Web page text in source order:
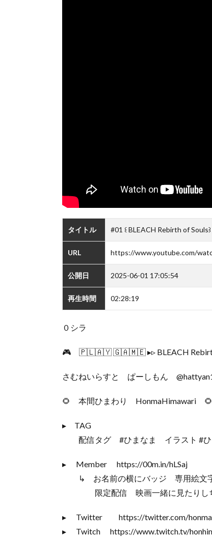
タイトル #01 ꒰ BLEACH Rebirth of
URL https://www.youtube.com/
公開日 2025-06-01 17:05:54
再生時間 02:28:19
０シラ
🎮 🇵‌🇱‌🇦‌🇾 🇬‌🇦‌🇲‌🇪 ▸︎▹︎ BLEACH Rebirth
さむねいらすと ぱーしもん
🌻 本間ひまわり HonmaHimawari 🌻
▸︎ TAG
配信タグ #ひまなま イラスト #ひ
▸︎ Member https://00m.in/hLSaj
↳ お名前の横にバッジ 専用絵文字
限定配信 映画一緒に見たりしち
▸︎ Twitter https://twitter.com/
▸︎ Twitch https://www.twitch.tv/